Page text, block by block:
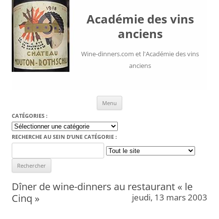
Académie des vins
anciens
Wine-dinners.com et l'Académie des vins
anciens
Menu
CATÉGORIES :
Catégories
:
RECHERCHE AU SEIN D’UNE CATÉGORIE :
for:
Dîner de wine-dinners au restaurant « le
Cinq »
jeudi, 13 mars 2003